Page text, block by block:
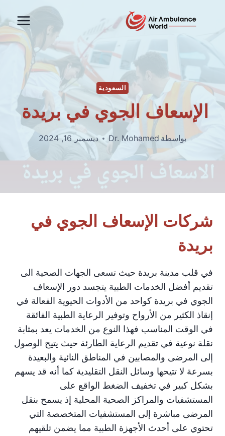
السعودية
الإسعاف الجوي في بريدة
بواسطةDr. Mohamed ديسمبر 16, 2024
شركات الإسعاف الجوي في
بريدة
في قلب مدينة بريدة حيث تسعى الجهات الصحية الى
تقديم أفضل الخدمات الطبية يتجسد دور الإسعاف
الجوي في بريدة كواحد من الأدوات الحيوية الفعالة في
إنقاذ الكثير من الأرواح وتوفير الرعاية الطبية الفائقة
في الوقت المناسب فهذا النوع من الخدمات يعد بمثابة
نقلة نوعية في تقديم الرعاية الطارئة حيث يتيح الوصول
إلى المرضى والمصابين في المناطق النائية والبعيدة
بسرعة لا تتيحها وسائل النقل التقليدية كما أنه قد يسهم
بشكل كبير في تخفيف الضغط الواقع على
المستشفيات والمراكز الصحية المحلية إذ يسمح بنقل
المرضى مباشرة إلى المستشفيات المتخصصة التي
تحتوي على أحدث الأجهزة الطبية مما يضمن تلقيهم